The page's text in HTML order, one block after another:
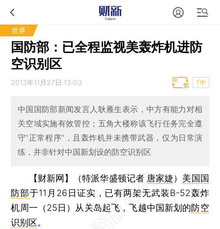
世界
国防部：已全程监视美轰炸机进防
空识别区
2013年11月27日 13:03 T中
中国国防部新闻发言人耿雁生表示，中方有能力对相
关空域实施有效管控；五角大楼称该飞行任务完全遵
守“正常程序”，且轰炸机并未携带武器，仅为日常演
练，并非针对中国新划设的防空识别区
【财新网】（特派华盛顿记者 唐家婕） 美国国
防部于11月26日证实，已有两架无武装B-52轰炸
机周一（25日）从关岛起飞，飞越中国新划的防空
识别区。